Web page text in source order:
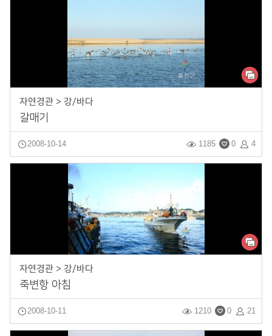
자연경관 > 강/바다
갈매기
2008-10-14 4
0
1185
자연경관 > 강/바다
죽변항 아침
2008-10-11 21
0
1210